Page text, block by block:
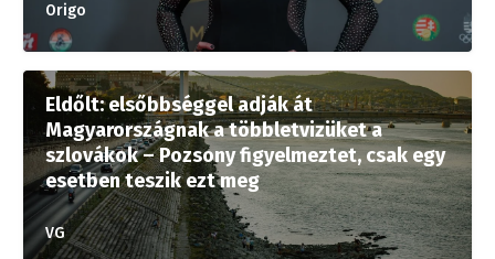
Origo
Eldőlt: elsőbbséggel adják át
Magyarországnak a többletvizüket a
szlovákok – Pozsony figyelmeztet, csak egy
esetben teszik ezt meg
VG